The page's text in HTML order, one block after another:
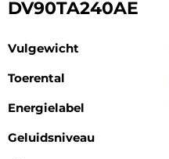
DV90TA240AE
Vulgewicht
Toerental
Energielabel
Geluidsniveau